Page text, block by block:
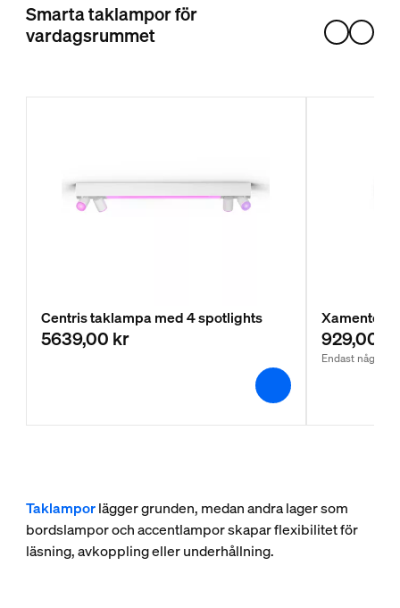
Smarta taklampor för
vardagsrummet
Centris taklampa med 4 spotlights
5639,00 kr
Xamento
929,00 kr
Endast några få
Taklamporlägger grunden, medan andra lager som
bordslampor och accentlampor skapar flexibilitet för
läsning, avkoppling eller underhållning.